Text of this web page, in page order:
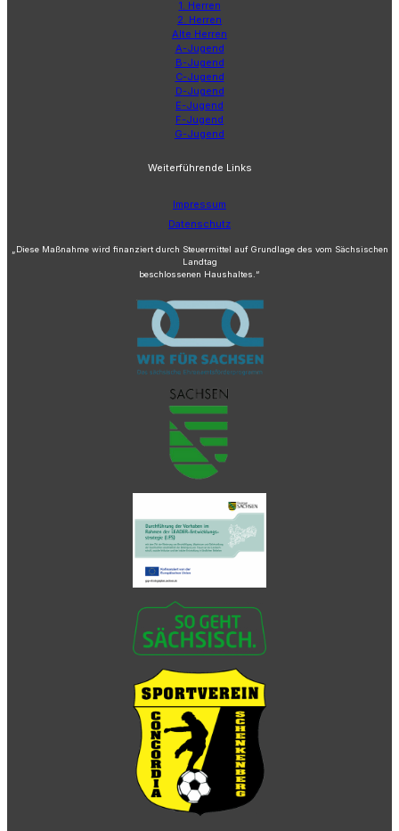
1. Herren
2. Herren
Alte Herren
A-Jugend
B-Jugend
C-Jugend
D-Jugend
E-Jugend
F-Jugend
G-Jugend
Weiterführende Links
Impressum
Datenschutz
„Diese Maßnahme wird finanziert durch Steuermittel auf Grundlage des vom Sächsischen
Landtag
beschlossenen Haushaltes.“